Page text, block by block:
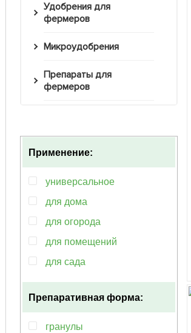
Удобрения для
фермеров
Микроудобрения
Препараты для
фермеров
Применение:
универсальное
для дома
для огорода
для помещений
для сада
для сада и огорода
для частного сектора
Препаративная форма:
гранулы